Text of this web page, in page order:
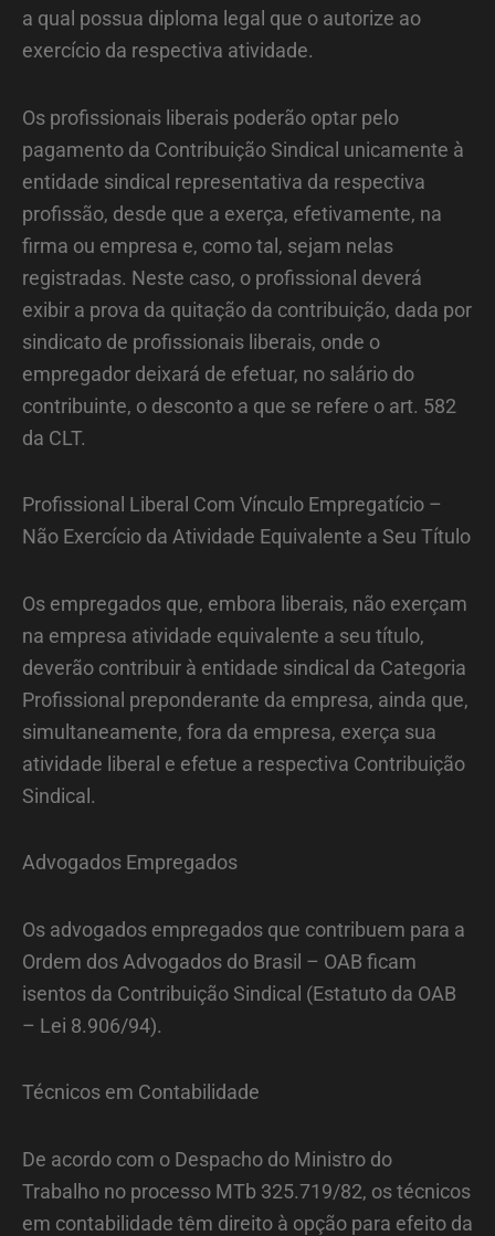
a qual possua diploma legal que o autorize ao
exercício da respectiva atividade.
Os profissionais liberais poderão optar pelo
pagamento da Contribuição Sindical unicamente à
entidade sindical representativa da respectiva
profissão, desde que a exerça, efetivamente, na
firma ou empresa e, como tal, sejam nelas
registradas. Neste caso, o profissional deverá
exibir a prova da quitação da contribuição, dada por
sindicato de profissionais liberais, onde o
empregador deixará de efetuar, no salário do
contribuinte, o desconto a que se refere o art. 582
da CLT.
Profissional Liberal Com Vínculo Empregatício –
Não Exercício da Atividade Equivalente a Seu Título
Os empregados que, embora liberais, não exerçam
na empresa atividade equivalente a seu título,
deverão contribuir à entidade sindical da Categoria
Profissional preponderante da empresa, ainda que,
simultaneamente, fora da empresa, exerça sua
atividade liberal e efetue a respectiva Contribuição
Sindical.
Advogados Empregados
Os advogados empregados que contribuem para a
Ordem dos Advogados do Brasil – OAB ficam
isentos da Contribuição Sindical (Estatuto da OAB
– Lei 8.906/94).
Técnicos em Contabilidade
De acordo com o Despacho do Ministro do
Trabalho no processo MTb 325.719/82, os técnicos
em contabilidade têm direito à opção para efeito da